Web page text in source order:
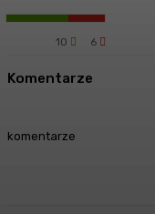
6
10
Komentarze
komentarze